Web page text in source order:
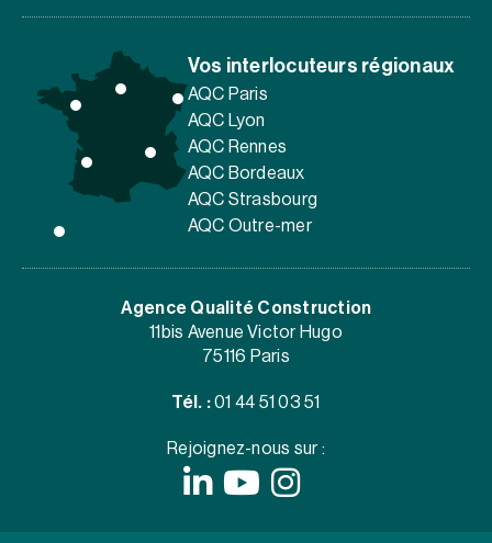
Vos interlocuteurs régionaux
AQC Paris
AQC Lyon
AQC Rennes
AQC Bordeaux
AQC Strasbourg
AQC Outre-mer
Agence Qualité Construction
11bis Avenue Victor Hugo
75116 Paris
Tél. : 01 44 51 03 51
Rejoignez-nous sur :